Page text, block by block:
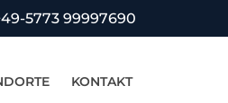
5773 99997690
KONTAKT